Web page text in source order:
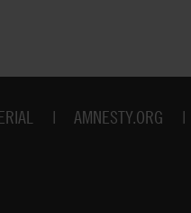
AMNESTY.ORG